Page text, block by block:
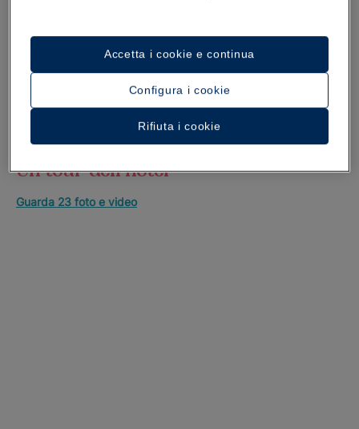
Un tour dell’hotel
Guarda 23 foto e video
Configura i cookie
Rifiuta i cookie
Accetta i cookie e continua